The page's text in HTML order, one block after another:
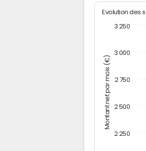
Montant net par mois (€)
Evolution des
2 250
2 500
2 750
3 000
3 250